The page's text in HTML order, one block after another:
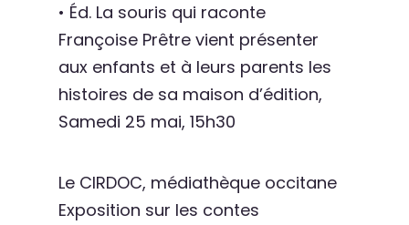
• Éd. La souris qui raconte
Françoise Prêtre vient présenter
aux enfants et à leurs parents les
histoires de sa maison d’édition,
Samedi 25 mai, 15h30
Le CIRDOC, médiathèque occitane
Exposition sur les contes